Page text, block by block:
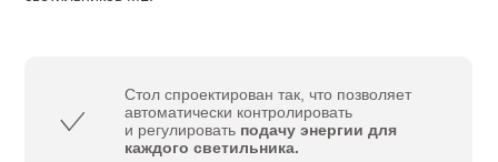
Стол спроектирован так, что позволяет
автоматически контролировать
и регулировать подачу энергии для
каждого светильника.